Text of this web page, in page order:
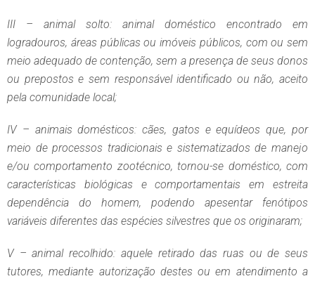
III – animal solto: animal doméstico encontrado em
logradouros, áreas públicas ou imóveis públicos, com ou sem
meio adequado de contenção, sem a presença de seus donos
ou prepostos e sem responsável identificado ou não, aceito
pela comunidade local;
IV – animais domésticos: cães, gatos e equídeos que, por
meio de processos tradicionais e sistematizados de manejo
e/ou comportamento zootécnico, tornou-se doméstico, com
características biológicas e comportamentais em estreita
dependência do homem, podendo apesentar fenótipos
variáveis diferentes das espécies silvestres que os originaram;
V – animal recolhido: aquele retirado das ruas ou de seus
tutores, mediante autorização destes ou em atendimento a